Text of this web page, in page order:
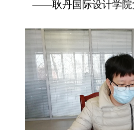
——耿丹国际设计学院